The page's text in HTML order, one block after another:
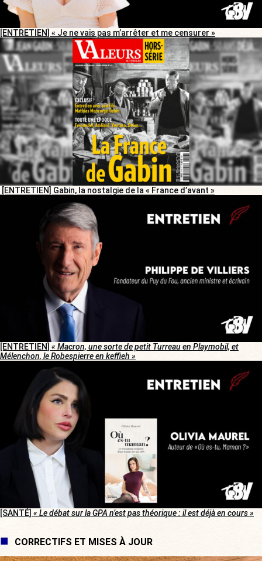
[ENTRETIEN] « Je ne vais pas m’arrêter et me censurer »
[ENTRETIEN] Gabin, la nostalgie de la « France d’avant »
[ENTRETIEN] « Macron, une sorte de petit Turreau en Playmobil, et
Mélenchon, le Robespierre en keffieh »
[SANTÉ] « Le débat sur la GPA n’est pas théorique : il est déjà en cours »
CORRECTIFS ET MISES À JOUR